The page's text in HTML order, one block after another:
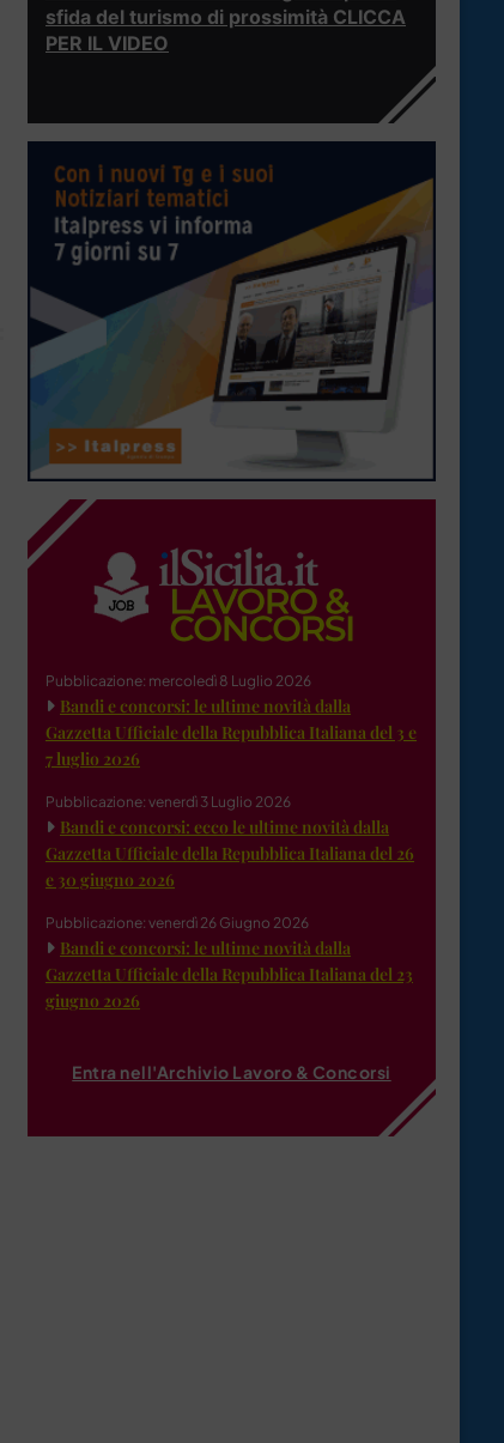
sfida del turismo di prossimità CLICCA
PER IL VIDEO
Pubblicazione: mercoledì 8 Luglio 2026
Bandi e concorsi: le ultime novità dalla
Gazzetta Ufficiale della Repubblica Italiana del 3 e
7 luglio 2026
Pubblicazione: venerdì 3 Luglio 2026
Bandi e concorsi: ecco le ultime novità dalla
Gazzetta Ufficiale della Repubblica Italiana del 26
e 30 giugno 2026
Pubblicazione: venerdì 26 Giugno 2026
Bandi e concorsi: le ultime novità dalla
Gazzetta Ufficiale della Repubblica Italiana del 23
giugno 2026
Entra nell'Archivio Lavoro & Concorsi